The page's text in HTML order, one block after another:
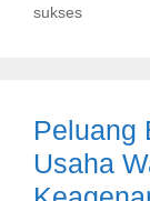
t
i
s
a
sukses
Peluang
Usaha